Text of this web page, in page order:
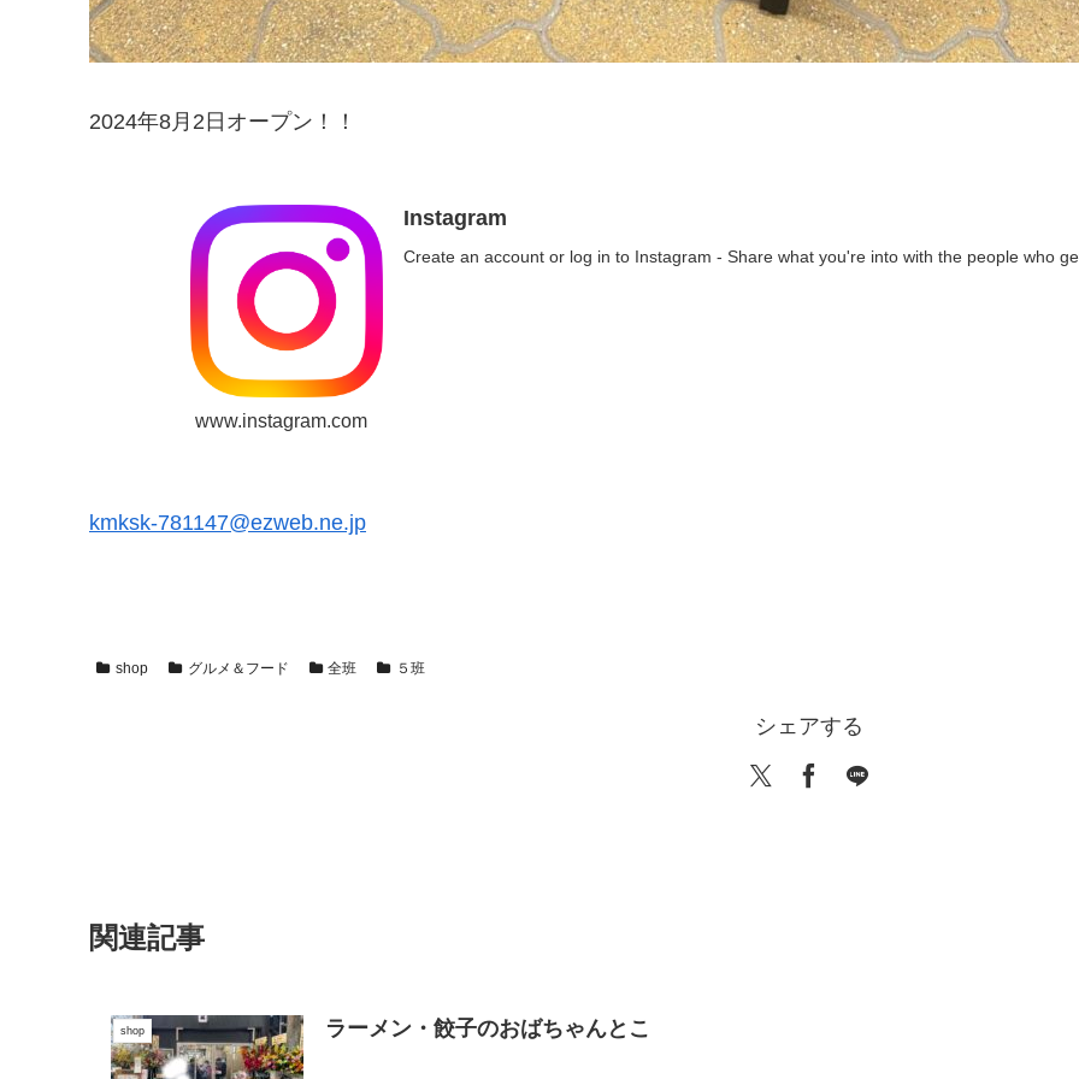
2024年8月2日オープン！！
Instagram
Create an account or log in to Instagram - Share what you're into with the people who
www.instagram.com
kmksk-781147@ezweb.ne.jp
shop グルメ＆フード 全班 ５班
シェアする
関連記事
shop ラーメン・餃子のおばちゃんとこ